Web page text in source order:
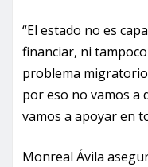
“El estado no es
financiar, ni
problema
por eso no vamos a
vamos a apoyar en
Monreal Ávila